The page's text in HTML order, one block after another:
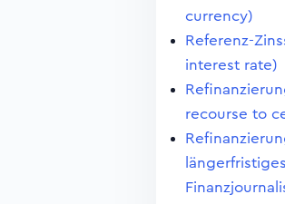
currency)
Referenz-
interest rate)
recourse to